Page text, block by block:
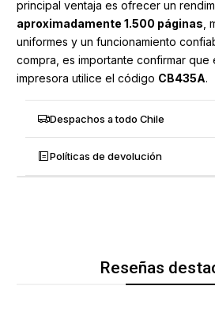
principal ventaja es ofrecer un
aproximadamente 1.500 páginas ,
uniformes y un funcionamiento
compra, es importante confirmar
impresora utilice el código CB435A.
Despachos a todo Chile
Políticas de devolución
Reseñas